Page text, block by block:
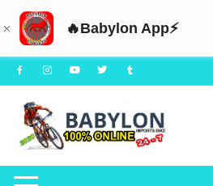
🔥Babylon App⚡
Saltar
al
contenido